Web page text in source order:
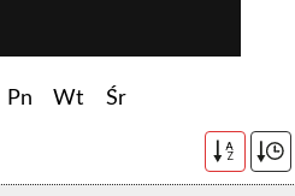
Pn Wt Śr
A
Z